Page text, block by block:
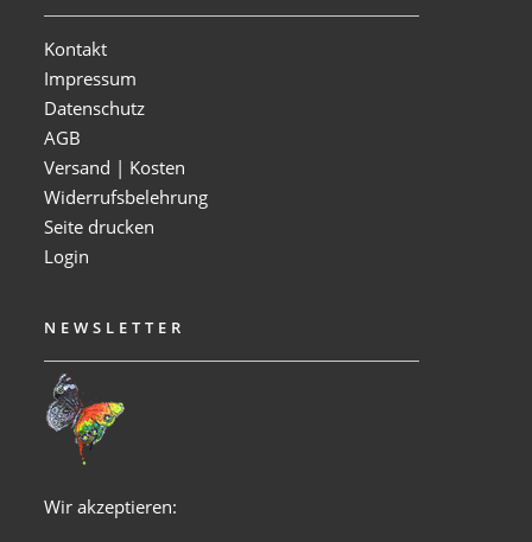
Kontakt
Impressum
Datenschutz
AGB
Versand | Kosten
Widerrufsbelehrung
Seite drucken
Login
NEWSLETTER
Wir akzeptieren: